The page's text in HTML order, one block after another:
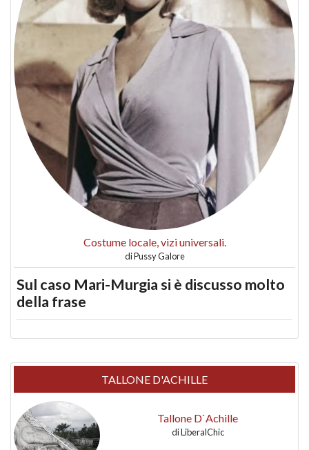
Costume locale, vizi universali.
diPussy Galore
Sul caso Mari-Murgia si è discusso molto
della frase
TALLONE D'ACHILLE
Tallone D`Achille
diLiberalChic